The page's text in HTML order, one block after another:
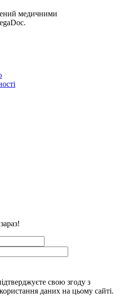
медичними
свою згоду з
даних на цьому сайті.